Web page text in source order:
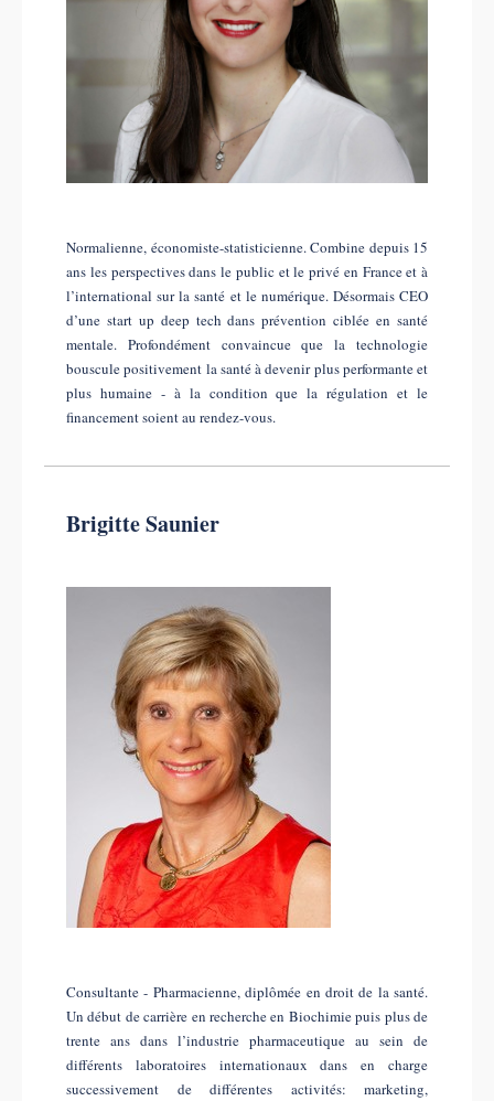
Normalienne, économiste-statisticienne. Combine depuis 15
ans les perspectives dans le public et le privé en France et à
l’international sur la santé et le numérique. Désormais CEO
d’une start up deep tech dans prévention ciblée en santé
mentale. Profondément convaincue que la technologie
bouscule positivement la santé à devenir plus performante et
plus humaine - à la condition que la régulation et le
financement soient au rendez-vous.
Brigitte Saunier
Consultante - Pharmacienne, diplômée en droit de la santé.
Un début de carrière en recherche en Biochimie puis plus de
trente ans dans l’industrie pharmaceutique au sein de
différents laboratoires internationaux dans en charge
successivement de différentes activités: marketing,